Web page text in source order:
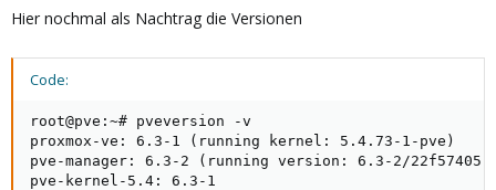
Hier nochmal als Nachtrag die Versionen
Code:
root@pve:~# pveversion -v
proxmox-ve: 6.3-1 (running kernel: 5.4.73-1-pve)
pve-manager: 6.3-2 (running version: 6.3-2/22f57405)
pve-kernel-5.4: 6.3-1